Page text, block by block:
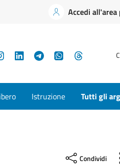
Accedi all'area
InstagramLinkedInTelegramWhatsApp
Istruzione Tutti gli
Condividi